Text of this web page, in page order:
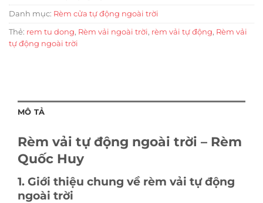
Danh mục: Rèm cửa tự động ngoài trời
Thẻ: rem tu dong, Rèm vải ngoài trời, rèm vải tự động, Rèm vải
tự động ngoài trời
MÔ TẢ
Rèm vải tự động ngoài trời – Rèm
Quốc Huy
1. Giới thiệu chung về rèm vải tự động
ngoài trời